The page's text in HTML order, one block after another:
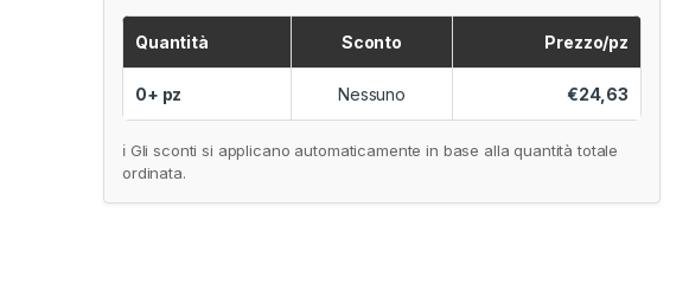
Quantità Sconto Prezzo/pz
0+ pz Nessuno €24,63
ℹ️ Gli sconti si applicano automaticamente in base alla quantità totale
ordinata.